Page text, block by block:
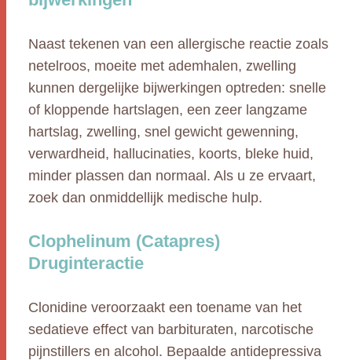
Naast tekenen van een allergische reactie zoals
netelroos, moeite met ademhalen, zwelling
kunnen dergelijke bijwerkingen optreden: snelle
of kloppende hartslagen, een zeer langzame
hartslag, zwelling, snel gewicht gewenning,
verwardheid, hallucinaties, koorts, bleke huid,
minder plassen dan normaal. Als u ze ervaart,
zoek dan onmiddellijk medische hulp.
Clophelinum (Catapres)
Druginteractie
Clonidine veroorzaakt een toename van het
sedatieve effect van barbituraten, narcotische
pijnstillers en alcohol. Bepaalde antidepressiva